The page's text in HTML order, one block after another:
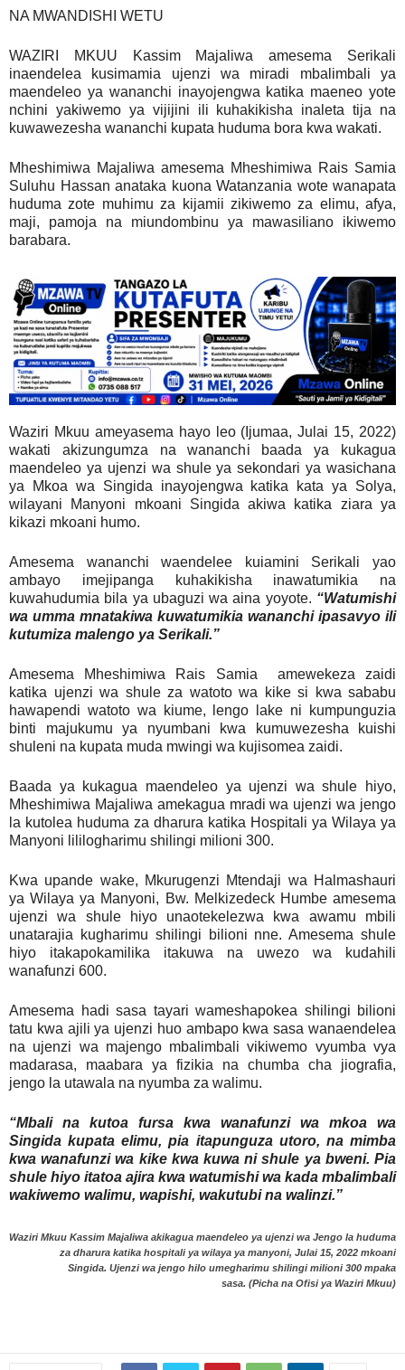
NA MWANDISHI WETU
WAZIRI MKUU Kassim Majaliwa amesema Serikali
inaendelea kusimamia ujenzi wa miradi mbalimbali ya
maendeleo ya wananchi inayojengwa katika maeneo yote
nchini yakiwemo ya vijijini ili kuhakikisha inaleta tija na
kuwawezesha wananchi kupata huduma bora kwa wakati.
Mheshimiwa Majaliwa amesema Mheshimiwa Rais Samia
Suluhu Hassan anataka kuona Watanzania wote wanapata
huduma zote muhimu za kijamii zikiwemo za elimu, afya,
maji, pamoja na miundombinu ya mawasiliano ikiwemo
barabara.
Waziri Mkuu ameyasema hayo leo (Ijumaa, Julai 15, 2022)
wakati akizungumza na wananchi baada ya kukagua
maendeleo ya ujenzi wa shule ya sekondari ya wasichana
ya Mkoa wa Singida inayojengwa katika kata ya Solya,
wilayani Manyoni mkoani Singida akiwa katika ziara ya
kikazi mkoani humo.
Amesema wananchi waendelee kuiamini Serikali yao
ambayo imejipanga kuhakikisha inawatumikia na
kuwahudumia bila ya ubaguzi wa aina yoyote. “Watumishi
wa umma mnatakiwa kuwatumikia wananchi ipasavyo ili
kutumiza malengo ya Serikali.”
Amesema Mheshimiwa Rais Samia amewekeza zaidi
katika ujenzi wa shule za watoto wa kike si kwa sababu
hawapendi watoto wa kiume, lengo lake ni kumpunguzia
binti majukumu ya nyumbani kwa kumuwezesha kuishi
shuleni na kupata muda mwingi wa kujisomea zaidi.
Baada ya kukagua maendeleo ya ujenzi wa shule hiyo,
Mheshimiwa Majaliwa amekagua mradi wa ujenzi wa jengo
la kutolea huduma za dharura katika Hospitali ya Wilaya ya
Manyoni lililogharimu shilingi milioni 300.
Kwa upande wake, Mkurugenzi Mtendaji wa Halmashauri
ya Wilaya ya Manyoni, Bw. Melkizedeck Humbe amesema
ujenzi wa shule hiyo unaotekelezwa kwa awamu mbili
unatarajia kugharimu shilingi bilioni nne. Amesema shule
hiyo itakapokamilika itakuwa na uwezo wa kudahili
wanafunzi 600.
Amesema hadi sasa tayari wameshapokea shilingi bilioni
tatu kwa ajili ya ujenzi huo ambapo kwa sasa wanaendelea
na ujenzi wa majengo mbalimbali vikiwemo vyumba vya
madarasa, maabara ya fizikia na chumba cha jiografia,
jengo la utawala na nyumba za walimu.
“Mbali na kutoa fursa kwa wanafunzi wa mkoa wa
Singida kupata elimu, pia itapunguza utoro, na mimba
kwa wanafunzi wa kike kwa kuwa ni shule ya bweni. Pia
shule hiyo itatoa ajira kwa watumishi wa kada mbalimbali
wakiwemo walimu, wapishi, wakutubi na walinzi.”
Waziri Mkuu Kassim Majaliwa akikagua maendeleo ya ujenzi wa Jengo la huduma
za dharura katika hospitali ya wilaya ya manyoni, Julai 15, 2022 mkoani
Singida. Ujenzi wa jengo hilo umegharimu shilingi milioni 300 mpaka
sasa. (Picha na Ofisi ya Waziri Mkuu)